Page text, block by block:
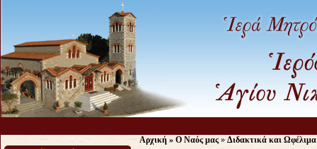
Αρχική » Ο Ναός μας » Διδακτικά και Ωφέλιμα